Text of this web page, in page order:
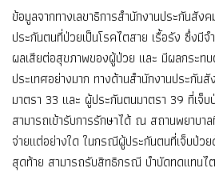
ข้อมูลจากทางเลขาธิการสำนักงานประกันสั
ประกันตนที่ป่วยเป็นโรคไตสาย เรื้อรัง ซึ่งมี
ผลเสียต่อสุขภาพของผู้ป่วย และ มีผลกระท
ประเทศอย่างมาก ทางด้านสำนักงานประกั
มาตรา 33 และ ผู้ประกันตนมาตรา 39 ที่เจ็
สามารถเข้ารับการรักษาได้ ณ สถานพยาบา
จ่ายแต่อย่างใด ในกรณีผู้ประกันตนที่เจ็บป่วย
สุดท้าย สามารถรับสิทธิกรณี บำบัดทดแทนไ